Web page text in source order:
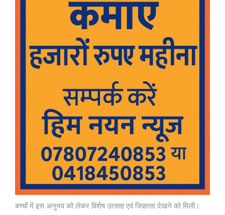
बच्चों में इस अनुभव को लेकर विशेष उत्साह एवं जिज्ञासा देखने को मिली।